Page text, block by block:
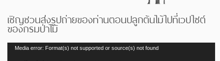
เชิญชวนส่งรูปถ่ายของท่านตอนปลูกต้นไม้ไปที่เวปไซต์
ของกรมป่าไม้
Media error: Format(s) not supported or source(s) not found